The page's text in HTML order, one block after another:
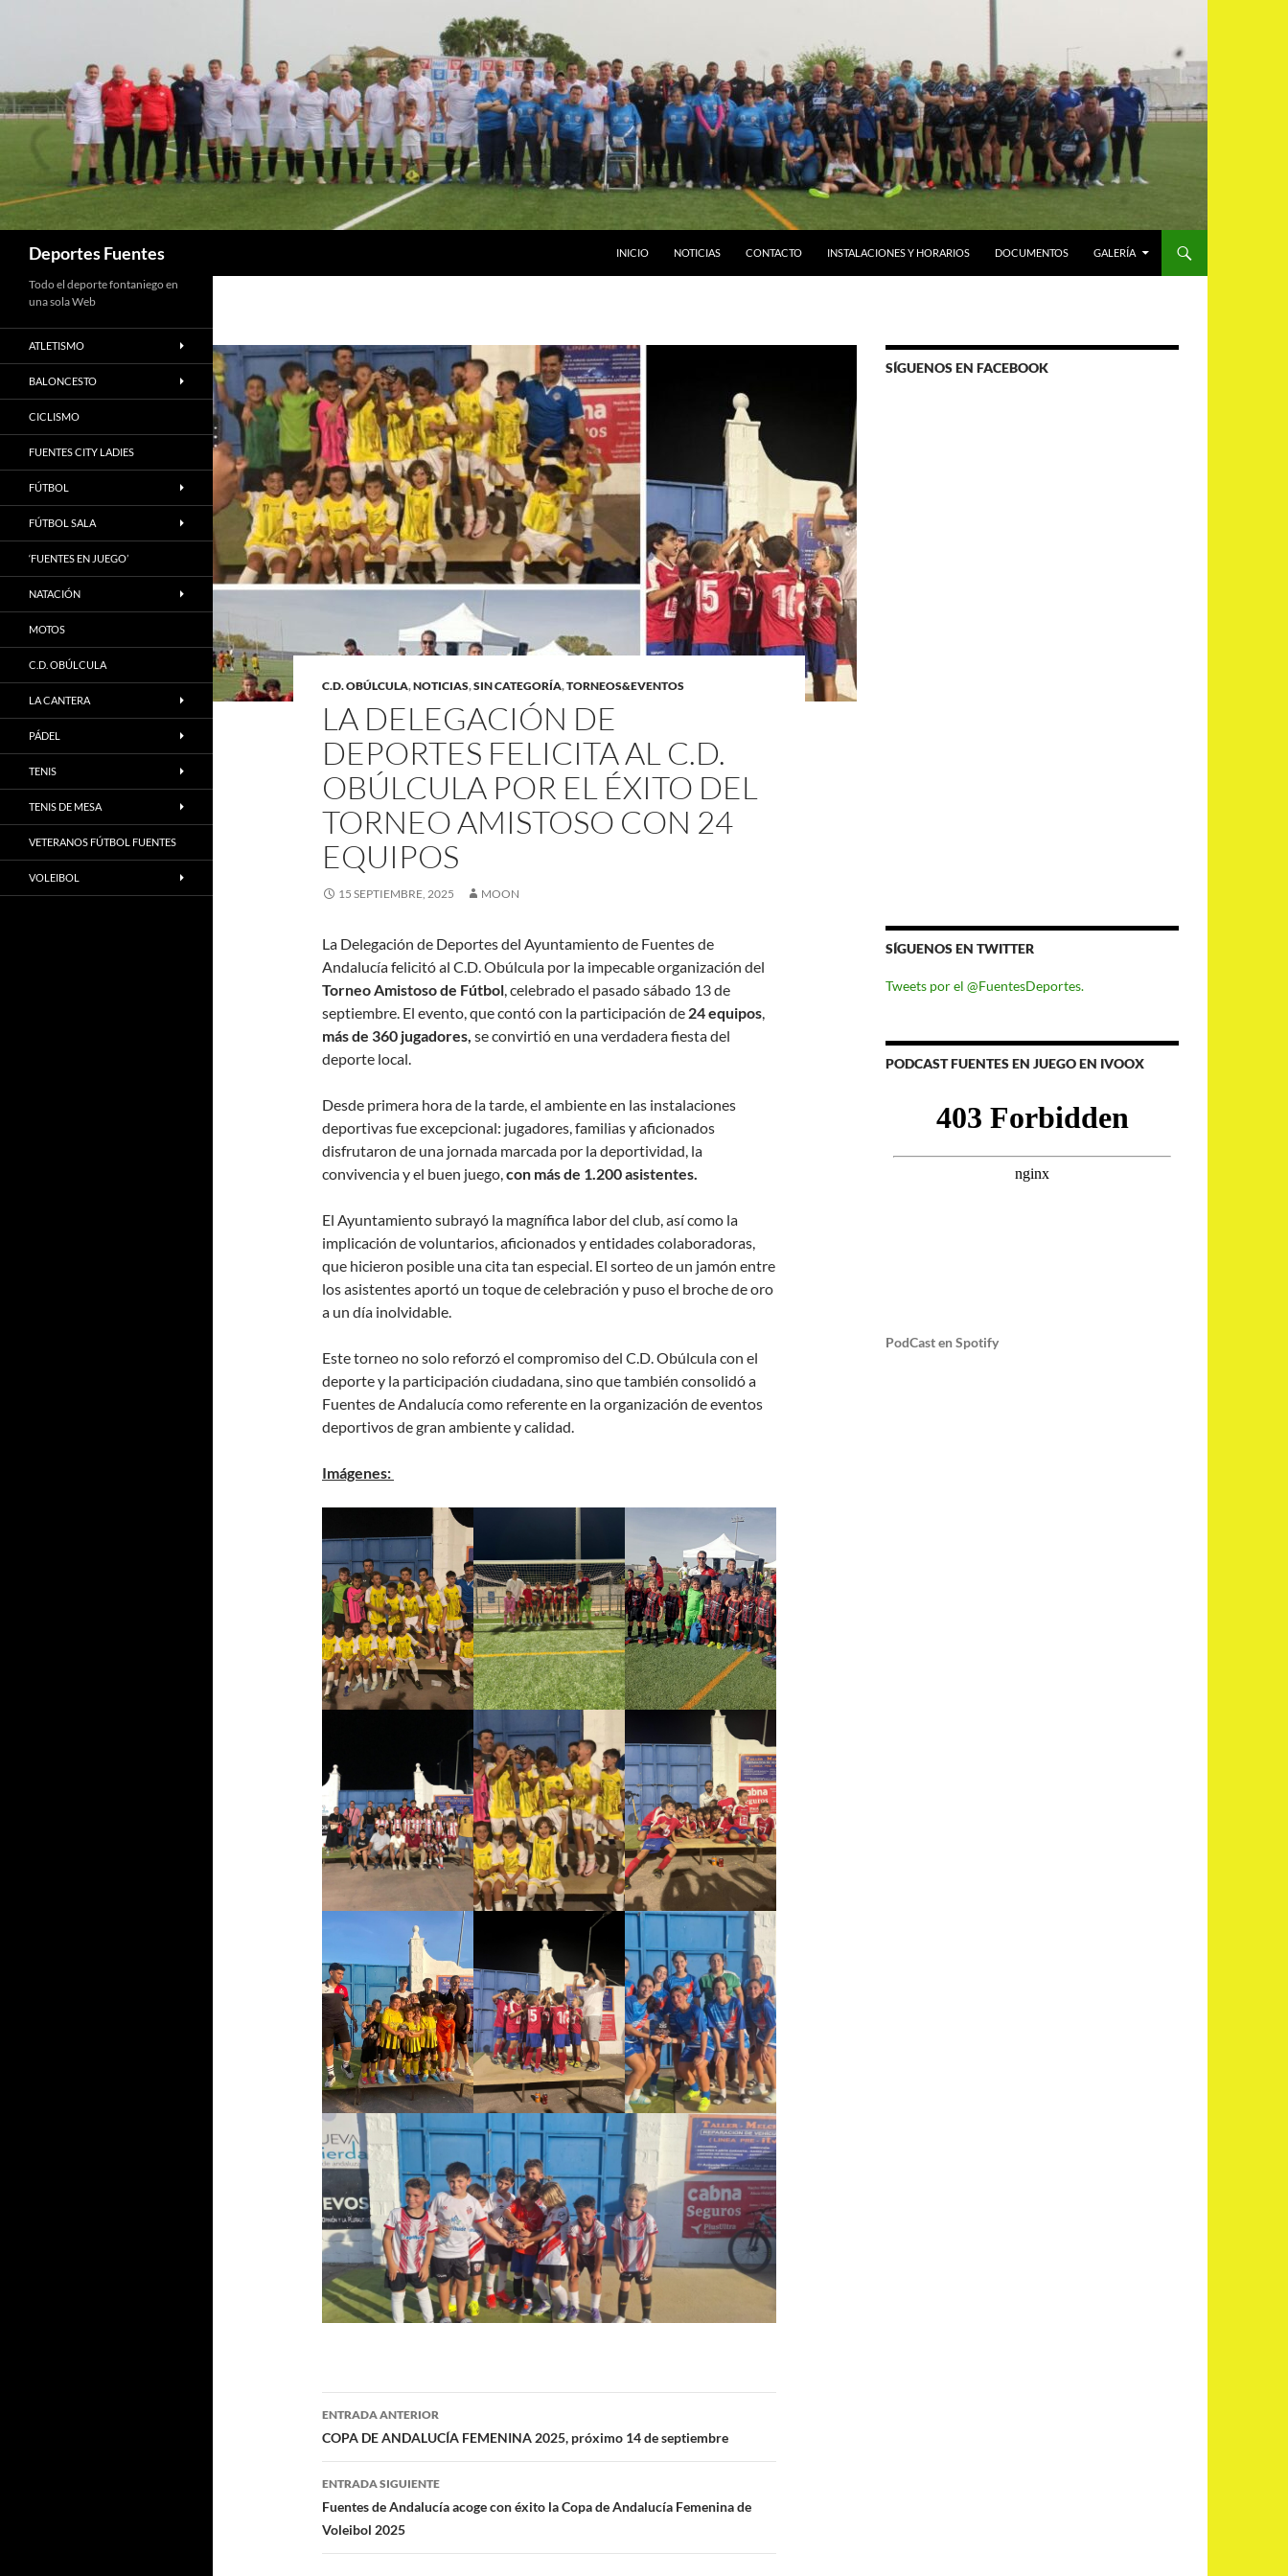
Deportes Fuentes INICIO NOTICIAS CONTACTO INSTALACIONES Y HORARIOS DOCUMENTOS GALERÍA
C.D. OBÚLCULA,NOTICIAS,SIN CATEGORÍA,TORNEOS&EVENTOS
LA DELEGACIÓN DE
DEPORTES FELICITA AL C.D.
OBÚLCULA POR EL ÉXITO DEL
TORNEO AMISTOSO CON 24
EQUIPOS
15 SEPTIEMBRE, 2025 MOON
La Delegación de Deportes del Ayuntamiento de Fuentes de
Andalucía felicitó al C.D. Obúlcula por la impecable organización del
Torneo Amistoso de Fútbol, celebrado el pasado sábado 13 de
septiembre. El evento, que contó con la participación de 24 equipos,
más de 360 jugadores, se convirtió en una verdadera fiesta del
deporte local.
Desde primera hora de la tarde, el ambiente en las instalaciones
deportivas fue excepcional: jugadores, familias y aficionados
disfrutaron de una jornada marcada por la deportividad, la
convivencia y el buen juego,con más de 1.200 asistentes.
El Ayuntamiento subrayó la magnífica labor del club, así como la
implicación de voluntarios, aficionados y entidades colaboradoras,
que hicieron posible una cita tan especial. El sorteo de un jamón entre
los asistentes aportó un toque de celebración y puso el broche de oro
a un día inolvidable.
Este torneo no solo reforzó el compromiso del C.D. Obúlcula con el
deporte y la participación ciudadana, sino que también consolidó a
Fuentes de Andalucía como referente en la organización de eventos
deportivos de gran ambiente y calidad.
Imágenes:
Navegación
de
entradas
ENTRADA ANTERIOR
COPA DE ANDALUCÍA FEMENINA 2025, próximo 14 de septiembre
ENTRADA SIGUIENTE
Fuentes de Andalucía acoge con éxito la Copa de Andalucía Femenina de
Voleibol 2025
SÍGUENOS EN FACEBOOK
SÍGUENOS EN TWITTER
Tweets por el @FuentesDeportes.
PODCAST FUENTES EN JUEGO EN IVOOX
PodCast en Spotify
Todo el deporte fontaniego en
una sola Web
ATLETISMO
BALONCESTO
CICLISMO
FUENTES CITY LADIES
FÚTBOL
FÚTBOL SALA
‘FUENTES EN JUEGO’
NATACIÓN
MOTOS
C.D. OBÚLCULA
LA CANTERA
PÁDEL
TENIS
TENIS DE MESA
VETERANOS FÚTBOL FUENTES
VOLEIBOL